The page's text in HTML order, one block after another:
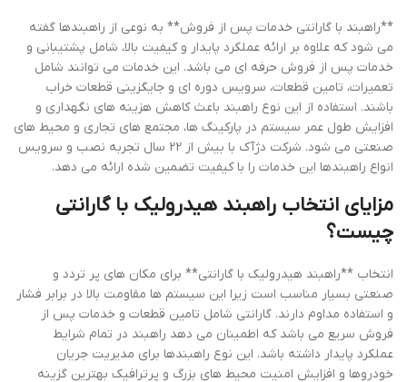
**راهبند با گارانتی خدمات پس از فروش** به نوعی از راهبندها گفته
می شود که علاوه بر ارائه عملکرد پایدار و کیفیت بالا، شامل پشتیبانی و
خدمات پس از فروش حرفه ای می باشد. این خدمات می توانند شامل
تعمیرات، تامین قطعات، سرویس دوره ای و جایگزینی قطعات خراب
باشند. استفاده از این نوع راهبند باعث کاهش هزینه های نگهداری و
افزایش طول عمر سیستم در پارکینگ ها، مجتمع های تجاری و محیط های
صنعتی می شود. شرکت دژآک با بیش از 22 سال تجربه نصب و سرویس
انواع راهبندها این خدمات را با کیفیت تضمین شده ارائه می دهد.
مزایای انتخاب راهبند هیدرولیک با گارانتی
چیست؟
انتخاب **راهبند هیدرولیک با گارانتی** برای مکان های پر تردد و
صنعتی بسیار مناسب است زیرا این سیستم ها مقاومت بالا در برابر فشار
و استفاده مداوم دارند. گارانتی شامل تامین قطعات و خدمات پس از
فروش سریع می باشد که اطمینان می دهد راهبند در تمام شرایط
عملکرد پایدار داشته باشد. این نوع راهبندها برای مدیریت جریان
خودروها و افزایش امنیت محیط های بزرگ و پرترافیک بهترین گزینه